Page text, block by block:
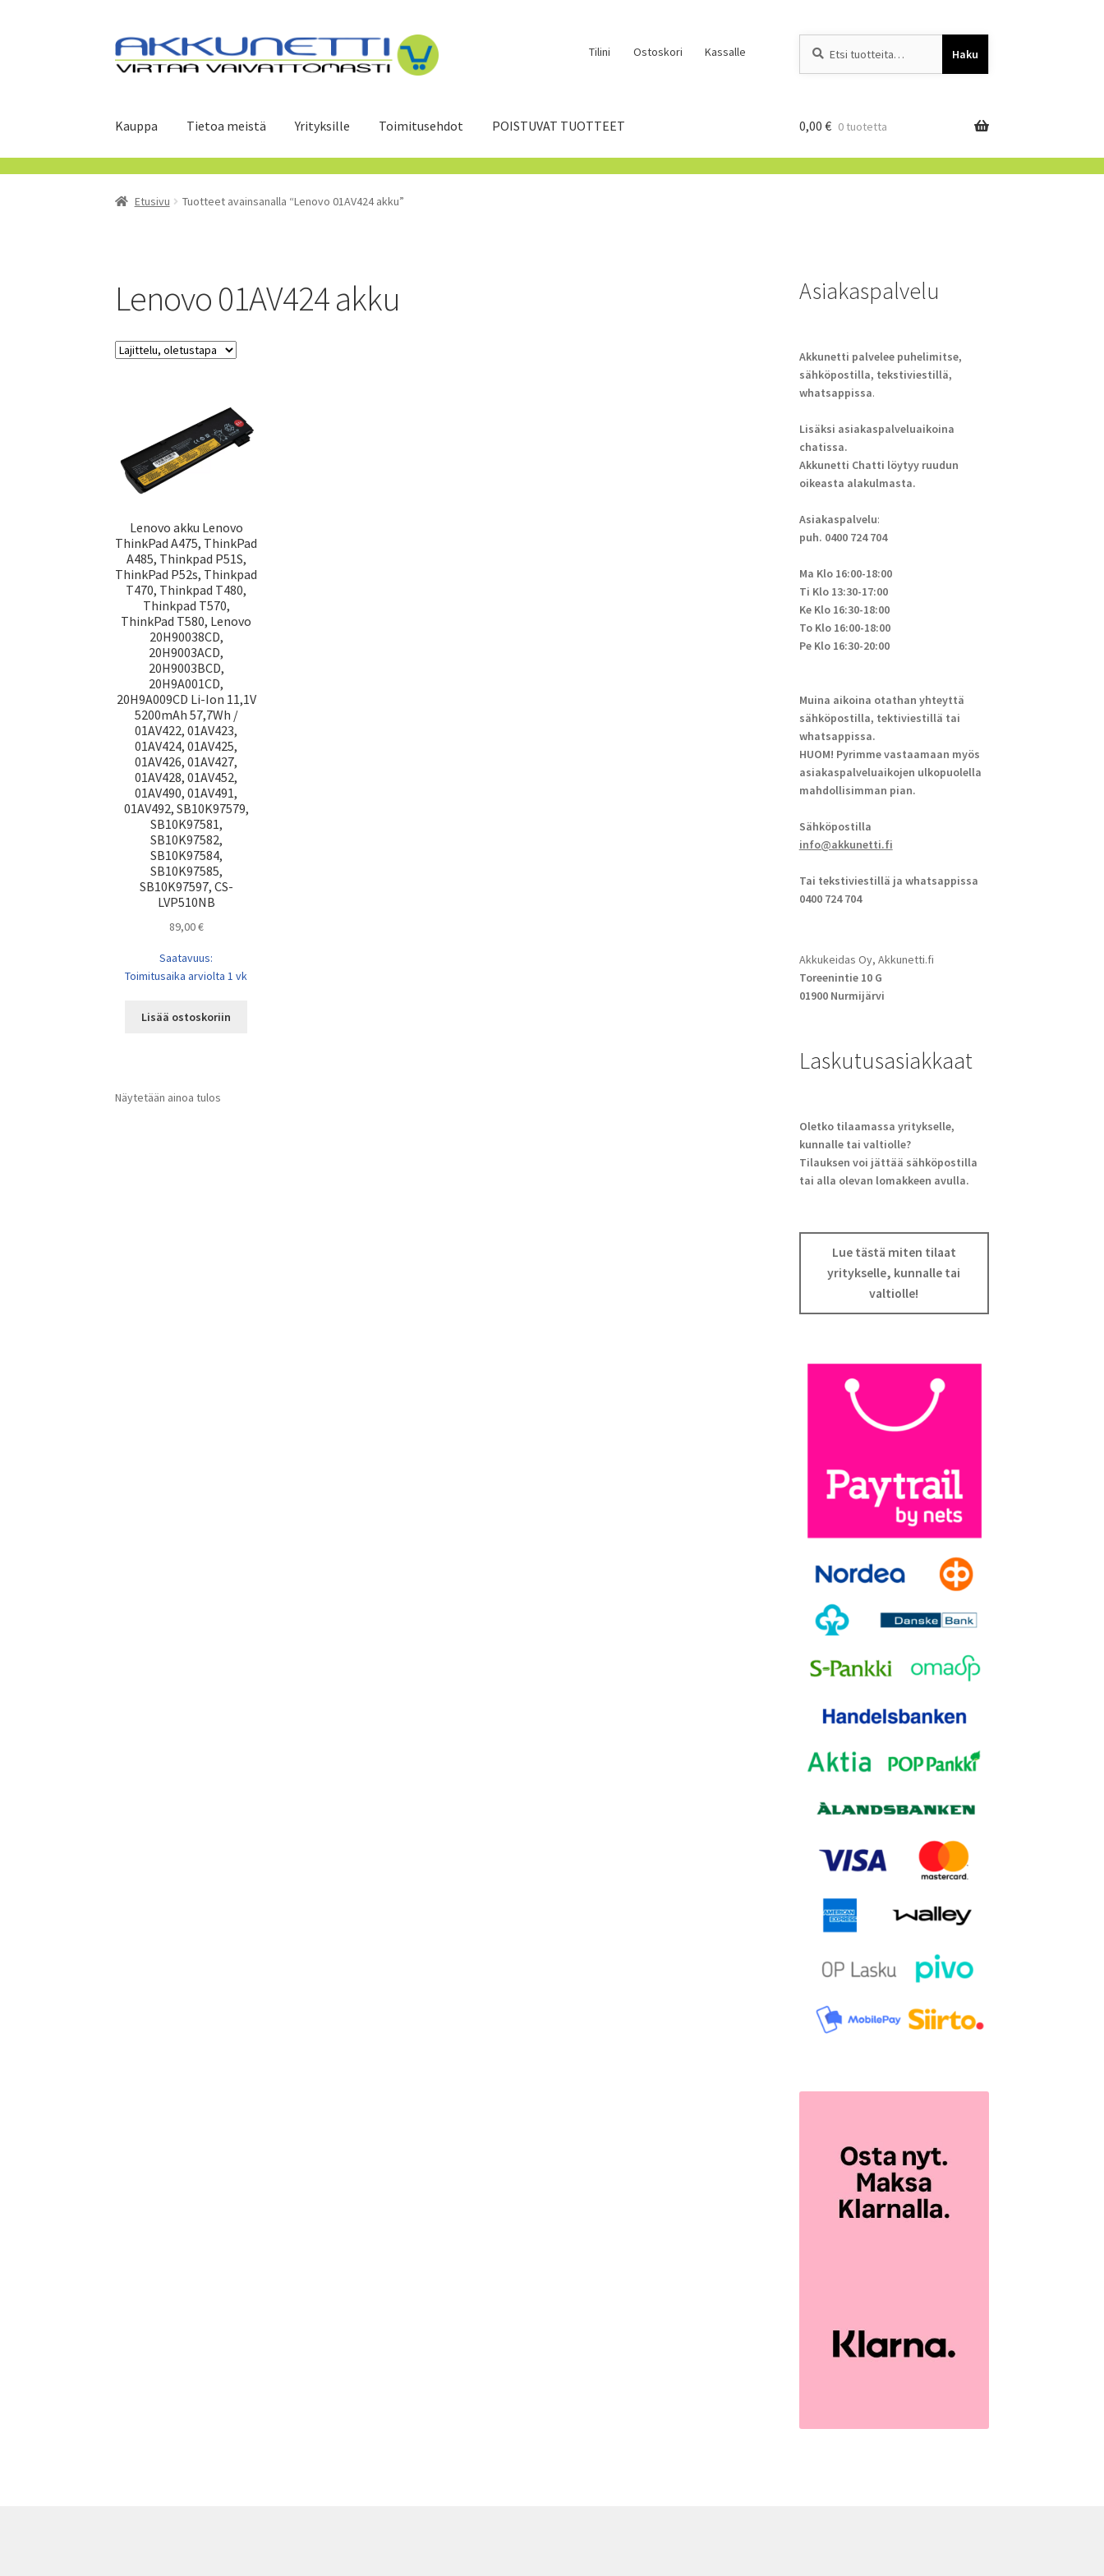
Siirry
navigointiin
Siirry
sisältöön
Tilini Ostoskori Kassalle Haku
Kauppa Tietoa meistä Yrityksille Toimitusehdot POISTUVAT TUOTTEET 0,00 € 0 tuotetta
Etusivu Tuotteet avainsanalla “Lenovo 01AV424 akku”
Lenovo 01AV424 akku
Lenovo akku Lenovo
ThinkPad A475, ThinkPad
A485, Thinkpad P51S,
ThinkPad P52s, Thinkpad
T470, Thinkpad T480,
Thinkpad T570,
ThinkPad T580, Lenovo
20H90038CD,
20H9003ACD,
20H9003BCD,
20H9A001CD,
20H9A009CD Li-Ion 11,1V
5200mAh 57,7Wh /
01AV422, 01AV423,
01AV424, 01AV425,
01AV426, 01AV427,
01AV428, 01AV452,
01AV490, 01AV491,
01AV492, SB10K97579,
SB10K97581,
SB10K97582,
SB10K97584,
SB10K97585,
SB10K97597, CS-
LVP510NB
89,00€
Saatavuus:
Toimitusaika arviolta 1 vk
Lisää ostoskoriin
Näytetään ainoa tulos
Asiakaspalvelu
Akkunetti palvelee puhelimitse,
sähköpostilla, tekstiviestillä,
whatsappissa.
Lisäksi asiakaspalveluaikoina
chatissa.
Akkunetti Chatti löytyy ruudun
oikeasta alakulmasta.
Asiakaspalvelu:
puh. 0400 724 704
Ma Klo 16:00-18:00
Ti Klo 13:30-17:00
Ke Klo 16:30-18:00
To Klo 16:00-18:00
Pe Klo 16:30-20:00
Muina aikoina otathan yhteyttä
sähköpostilla, tektiviestillä tai
whatsappissa.
HUOM! Pyrimme vastaamaan myös
asiakaspalveluaikojen ulkopuolella
mahdollisimman pian.
Sähköpostilla
info@akkunetti.fi
Tai tekstiviestillä ja whatsappissa
0400 724 704
Akkukeidas Oy, Akkunetti.fi
Toreenintie 10 G
01900 Nurmijärvi
Laskutusasiakkaat
Oletko tilaamassa yritykselle,
kunnalle tai valtiolle?
Tilauksen voi jättää sähköpostilla
tai alla olevan lomakkeen avulla.
Lue tästä miten tilaat
yritykselle, kunnalle tai
valtiolle!